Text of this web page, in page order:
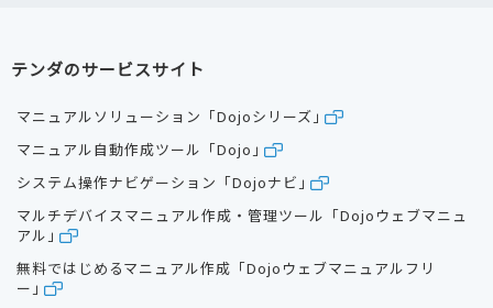
テンダのサービスサイト
マニュアルソリューション「Dojoシリーズ」
マニュアル自動作成ツール「Dojo」
システム操作ナビゲーション「Dojoナビ」
マルチデバイスマニュアル作成・管理ツール「Dojoウェブマニュ
アル」
無料ではじめるマニュアル作成「Dojoウェブマニュアルフリ
ー」